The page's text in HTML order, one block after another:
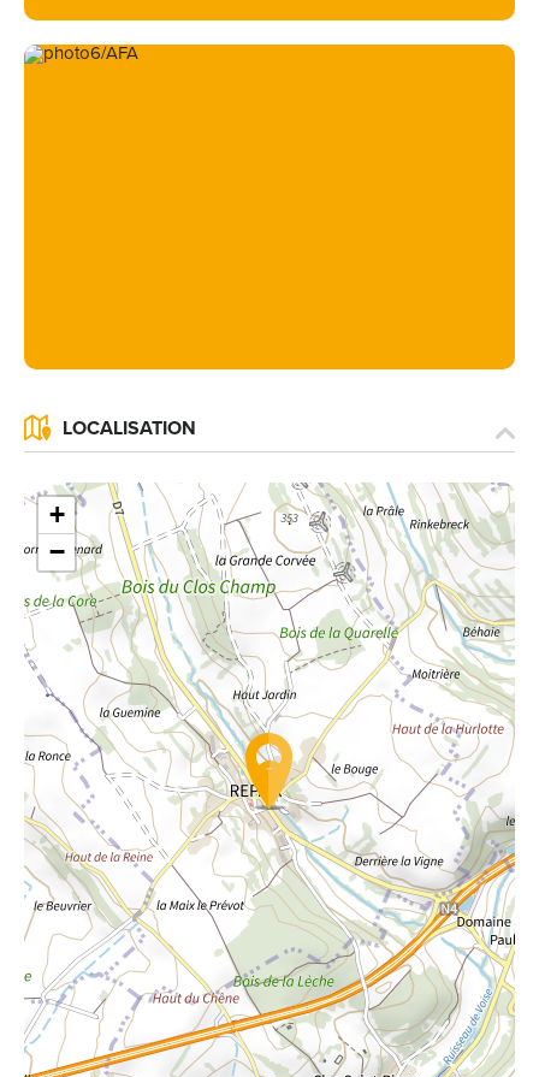
LOCALISATION
+
−